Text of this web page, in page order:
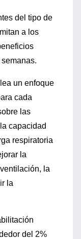
del tipo de
a los
un enfoque
cada
las
capacidad
respiratoria
la
la
la
del 2%